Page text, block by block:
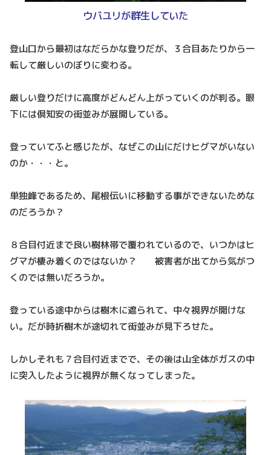
ウバユリが群生していた
登山口から最初はなだらかな登りだが、３合目あたりから一
転して厳しいのぼりに変わる。
厳しい登りだけに高度がどんどん上がっていくのが判る。眼
下には倶知安の街並みが展開している。
登っていてふと感じたが、なぜこの山にだけヒグマがいない
のか・・・と。
単独峰であるため、尾根伝いに移動する事ができないためな
のだろうか？
８合目付近まで良い樹林帯で覆われているので、いつかはヒ
グマが棲み着くのではないか？ 被害者が出てから気がつ
くのでは無いだろうか。
登っている途中からは樹木に遮られて、中々視界が開けな
い。だが時折樹木が途切れて街並みが見下ろせた。
しかしそれも７合目付近までで、その後は山全体がガスの中
に突入したように視界が無くなってしまった。